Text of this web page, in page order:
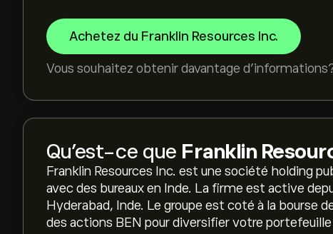
Achetez du Franklin Resources Inc.
Vous souhaitez obtenir davantage
Qu’est-ce que Franklin
Franklin Resources Inc. est une société holding
avec des bureaux en Inde. La firme est active
Hyderabad, Inde. Le groupe est coté à la bourse
des actions BEN pour diversifier votre portefeuille